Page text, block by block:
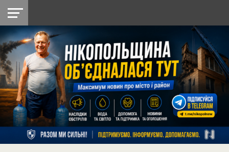
НІКОПОЛЬ
РАЙОН
СІЧЕСЛАВСЬКА
УКРАЇНА
РЕТРО
НІКОПОЛЬ
ЛАЙТ
УКРАЇНА
ДОПОМОГА
РАДІО